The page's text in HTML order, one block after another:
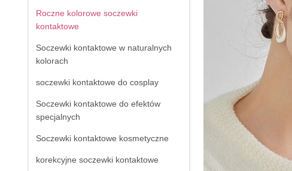
Roczne kolorowe soczewki
kontaktowe
Soczewki kontaktowe w naturalnych
kolorach
soczewki kontaktowe do cosplay
Soczewki kontaktowe do efektów
specjalnych
Soczewki kontaktowe kosmetyczne
korekcyjne soczewki kontaktowe